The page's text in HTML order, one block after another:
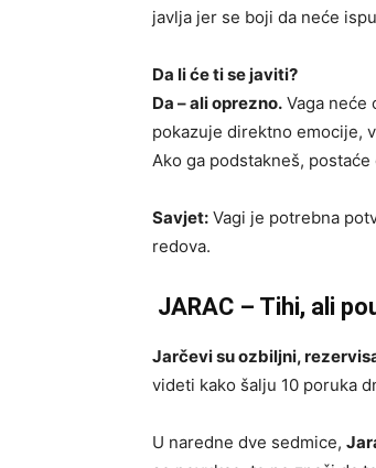
javlja jer se boji da neće
Da li će ti se javiti?
Da – ali oprezno. Vaga neće
pokazuje direktno emocije,
Ako ga podstakneš,
Savjet: Vagi je potrebna
redova.
JARAC – Tihi, ali
Jarčevi su ozbiljni,
videti kako šalju 10 poruka
U naredne dve sedmice,